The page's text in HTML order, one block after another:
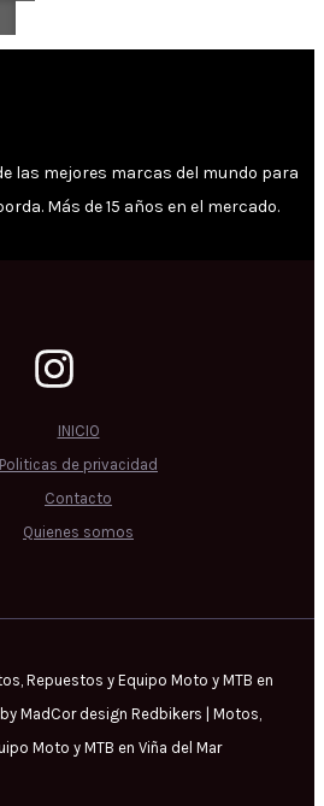
las mejores marcas del mundo para
Más de 15 años en el mercado.
INICIO
Politicas de privacidad
Contacto
Quienes somos
Repuestos y Equipo Moto y MTB en
by MadCor design Redbikers | Motos,
Moto y MTB en Viña del Mar